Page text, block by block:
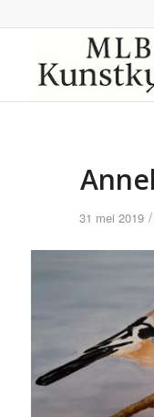
31 mei 2019 /